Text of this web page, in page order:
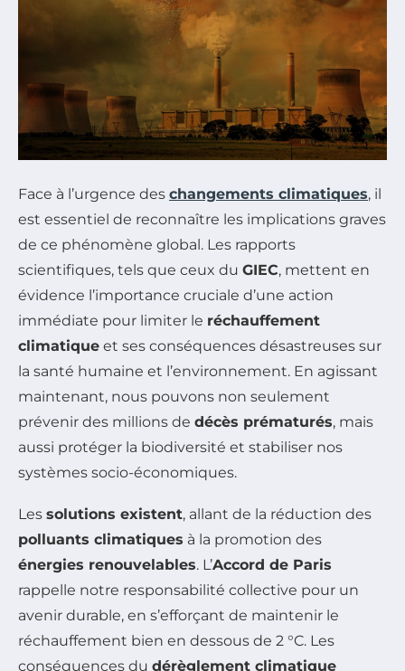
Face à l’urgence des changements climatiques, il
est essentiel de reconnaître les implications graves
de ce phénomène global. Les rapports
scientifiques, tels que ceux du GIEC, mettent en
évidence l’importance cruciale d’une action
immédiate pour limiter le réchauffement
climatique et ses conséquences désastreuses sur
la santé humaine et l’environnement. En agissant
maintenant, nous pouvons non seulement
prévenir des millions de décès prématurés, mais
aussi protéger la biodiversité et stabiliser nos
systèmes socio-économiques.
Les solutions existent, allant de la réduction des
polluants climatiques à la promotion des
énergies renouvelables. L’Accord de Paris
rappelle notre responsabilité collective pour un
avenir durable, en s’efforçant de maintenir le
réchauffement bien en dessous de 2 °C. Les
conséquences du dérèglement climatique